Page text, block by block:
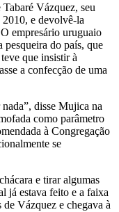
Vázquez, seu
2010, e devolvê-la
empresário uruguaio
pesqueira do país, que
que insistir à
a confecção de uma
disse Mujica na
como parâmetro
à Congregação
se
e tirar algumas
já estava feito e a faixa
Vázquez e chegava à